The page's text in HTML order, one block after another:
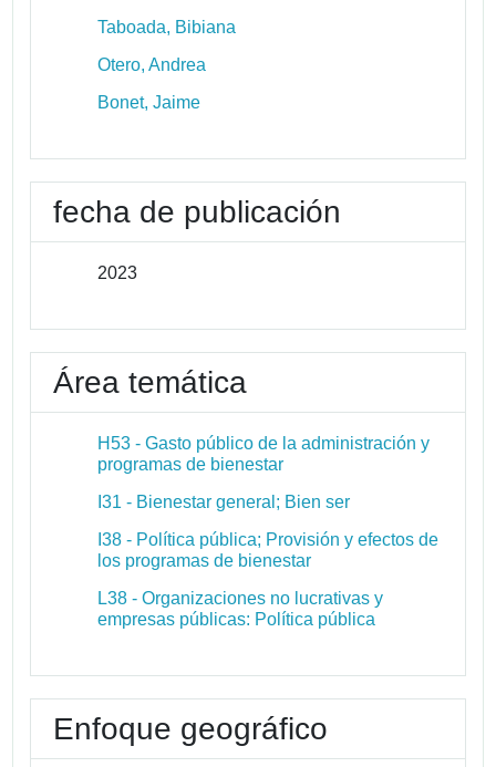
Taboada, Bibiana
Otero, Andrea
Bonet, Jaime
fecha de publicación
2023
Área temática
H53 - Gasto público de la administración y
programas de bienestar
I31 - Bienestar general; Bien ser
I38 - Política pública; Provisión y efectos de
los programas de bienestar
L38 - Organizaciones no lucrativas y
empresas públicas: Política pública
Enfoque geográfico